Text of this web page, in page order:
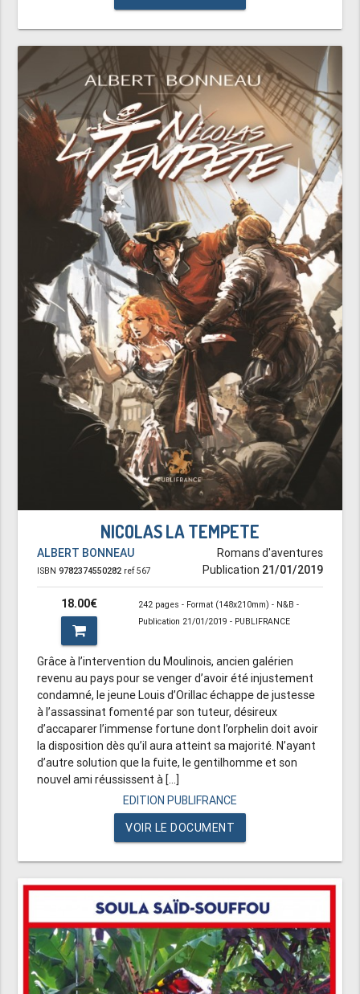
NICOLAS LA TEMPETE
ALBERT BONNEAU
ISBN9782374550282 ref 567
Romans d'aventures
Publication 21/01/2019
18.00€
242 pages - Format (148x210mm) - N&B -
Publication 21/01/2019 - PUBLIFRANCE
Grâce à l’intervention du Moulinois, ancien galérien
revenu au pays pour se venger d’avoir été injustement
condamné, le jeune Louis d’Orillac échappe de justesse
à l’assassinat fomenté par son tuteur, désireux
d’accaparer l’immense fortune dont l’orphelin doit avoir
la disposition dès qu’il aura atteint sa majorité. N’ayant
d’autre solution que la fuite, le gentilhomme et son
nouvel ami réussissent à [...]
EDITION PUBLIFRANCE
VOIR LE DOCUMENT